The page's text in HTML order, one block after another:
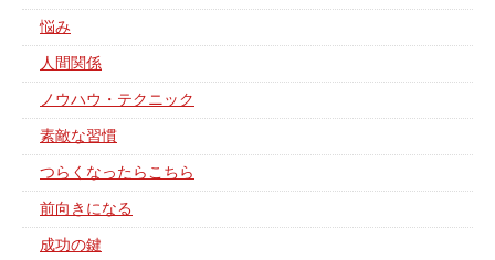
悩み
人間関係
ノウハウ・テクニック
素敵な習慣
つらくなったらこちら
前向きになる
成功の鍵